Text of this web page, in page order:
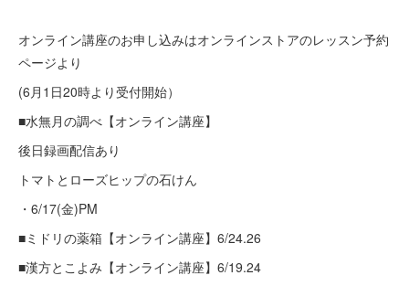
オンライン講座のお申し込みはオンラインストアのレッスン予約
ページより
(6月1日20時より受付開始）
■水無月の調べ【オンライン講座】
後日録画配信あり
トマトとローズヒップの石けん
・6/17(金)PM
■ミドリの薬箱【オンライン講座】6/24.26
■漢方とこよみ【オンライン講座】6/19.24